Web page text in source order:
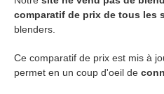
comparatif de prix de tous les
blenders.
Ce comparatif de prix est mis à
permet en un coup d'oeil de